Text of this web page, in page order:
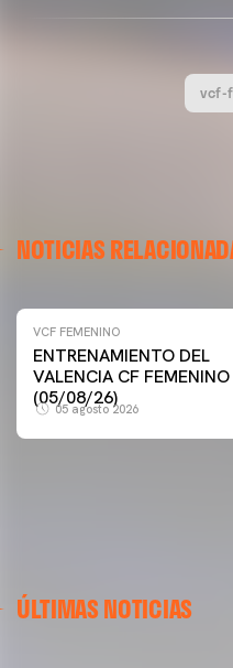
vcf-
NOTICIAS
VCF FEMENINO
ENTRENAMIENTO DEL
VALENCIA CF FEMENINO
(05/08/26)
05 agosto 2026
VCF FEMENINO
ENTRENAMIENTO DEL
(04/08/26)
ÚLTIMAS NOTICIAS